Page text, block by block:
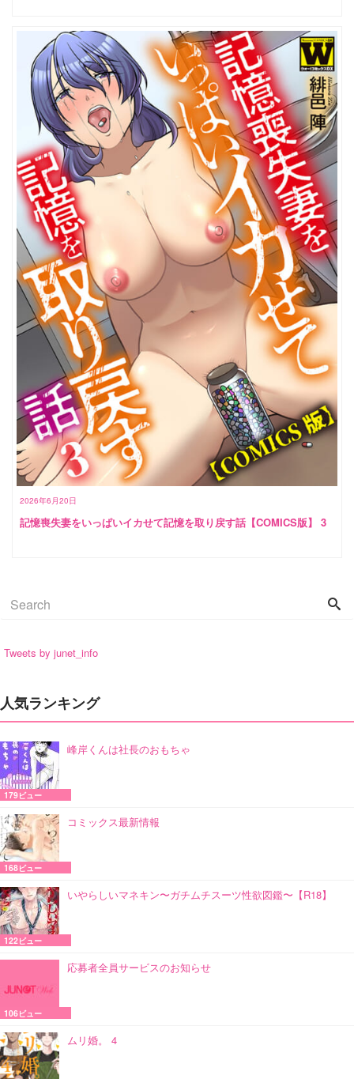
2026年6月20日
記憶喪失妻をいっぱいイカせて記憶を取り戻す話【COMICS版】 3
Tweets by junet_info
人気ランキング
峰岸くんは社長のおもちゃ
179ビュー
コミックス最新情報
168ビュー
いやらしいマネキン〜ガチムチスーツ性欲図鑑〜【R18】
122ビュー
応募者全員サービスのお知らせ
106ビュー
ムリ婚。 4